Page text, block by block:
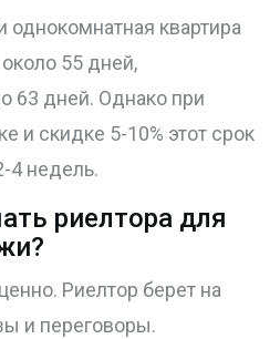
квартира
55 дней,
63 дней. Однако при
и скидке 5-10% этот срок
4 недель.
риелтора для
Риелтор берет на
и переговоры.